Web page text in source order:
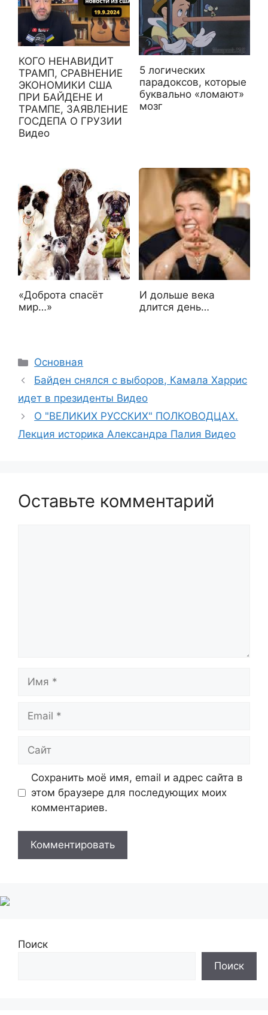
КОГО НЕНАВИДИТ
ТРАМП, СРАВНЕНИЕ
ЭКОНОМИКИ США
ПРИ БАЙДЕНЕ И
ТРАМПЕ, ЗАЯВЛЕНИЕ
ГОСДЕПА О ГРУЗИИ
Видео
5 логических
парадоксов, которые
буквально «ломают»
мозг
«Доброта спасёт
мир…»
И дольше века
длится день…
Рубрики
Основная
Байден снялся с выборов, Камала Харрис
идет в президенты Видео
О "ВЕЛИКИХ РУССКИХ" ПОЛКОВОДЦАХ.
Лекция историка Александра Палия Видео
Оставьте комментарий
Имя
Email
Сайт
Сохранить моё имя, email и адрес сайта в
этом браузере для последующих моих
комментариев.
Поиск
Поиск